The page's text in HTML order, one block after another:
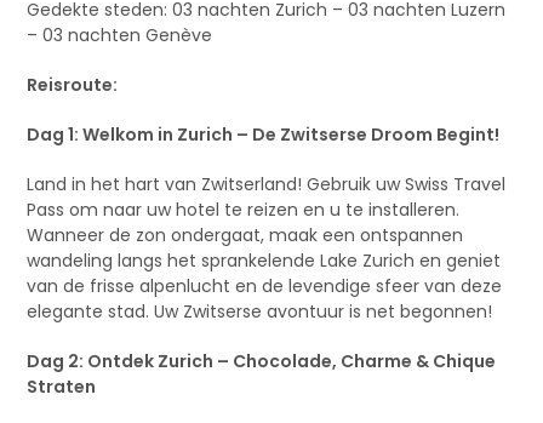
Gedekte steden: 03 nachten Zurich – 03 nachten Luzern
– 03 nachten Genève
Reisroute:
Dag 1: Welkom in Zurich – De Zwitserse Droom Begint!
Land in het hart van Zwitserland! Gebruik uw Swiss Travel
Pass om naar uw hotel te reizen en u te installeren.
Wanneer de zon ondergaat, maak een ontspannen
wandeling langs het sprankelende Lake Zurich en geniet
van de frisse alpenlucht en de levendige sfeer van deze
elegante stad. Uw Zwitserse avontuur is net begonnen!
Dag 2: Ontdek Zurich – Chocolade, Charme & Chique
Straten